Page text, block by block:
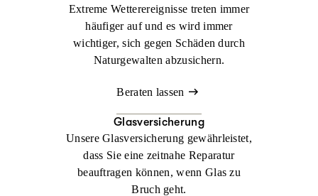
Extreme Wetterereignisse treten immer
häufiger auf und es wird immer
wichtiger, sich gegen Schäden durch
Naturgewalten abzusichern.
Beraten lassen
Glasversicherung
Unsere Glasversicherung gewährleistet,
dass Sie eine zeitnahe Reparatur
beauftragen können, wenn Glas zu
Bruch geht.